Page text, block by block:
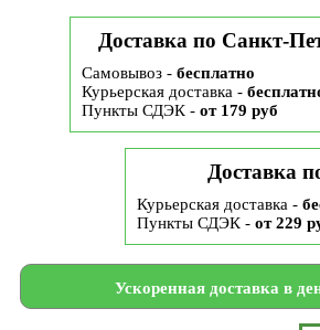
Доставка по Санкт-
Самовывоз - бесплатно
Курьерская доставка -
Пункты СДЭК - от 179 руб
Доставка
Курьерская доставка -
Пункты СДЭК - от 229
Ускоренная доставка в